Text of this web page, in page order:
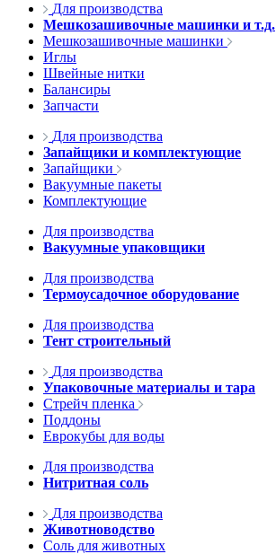
Для производства
Мешкозашивочные машинки и т.д.
Мешкозашивочные машинки
Иглы
Швейные нитки
Балансиры
Запчасти
Для производства
Запайщики и комплектующие
Запайщики
Вакуумные пакеты
Комплектующие
Для производства
Вакуумные упаковщики
Для производства
Термоусадочное оборудование
Для производства
Тент строительный
Для производства
Упаковочные материалы и тара
Стрейч пленка
Поддоны
Еврокубы для воды
Для производства
Нитритная соль
Для производства
Животноводство
Соль для животных